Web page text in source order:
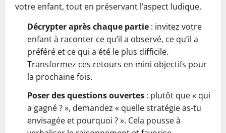
votre enfant, tout en préservant l’aspect ludique.
Décrypter après chaque partie : invitez votre
enfant à raconter ce qu’il a observé, ce qu’il a
préféré et ce qui a été le plus difficile.
Transformez ces retours en mini objectifs pour
la prochaine fois.
Poser des questions ouvertes : plutôt que « qui
a gagné ? », demandez « quelle stratégie as-tu
envisagée et pourquoi ? ». Cela pousse à